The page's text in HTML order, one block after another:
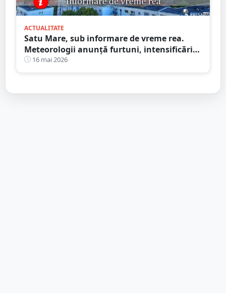
ACTUALITATE
Satu Mare, sub informare de vreme rea.
Meteorologii anunță furtuni, intensificări
de vânt și ploi în averse
16 mai 2026